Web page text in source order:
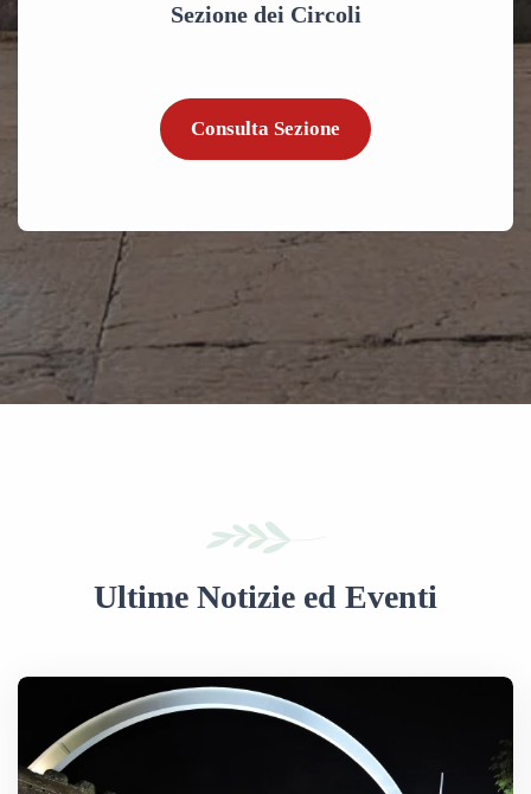
Sezione dei Circoli
Consulta Sezione
Ultime Notizie ed Eventi